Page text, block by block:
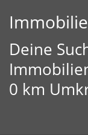
Deine
0 km